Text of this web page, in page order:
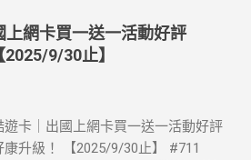
網卡買一送一活動好評
9/30止】
遊卡｜出國上網卡買一送一活動好評
康升級！ 【2025/9/30止】 #711